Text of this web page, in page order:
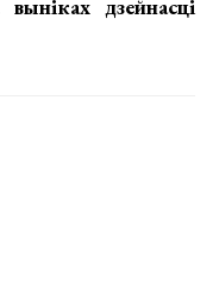
дзейнасці